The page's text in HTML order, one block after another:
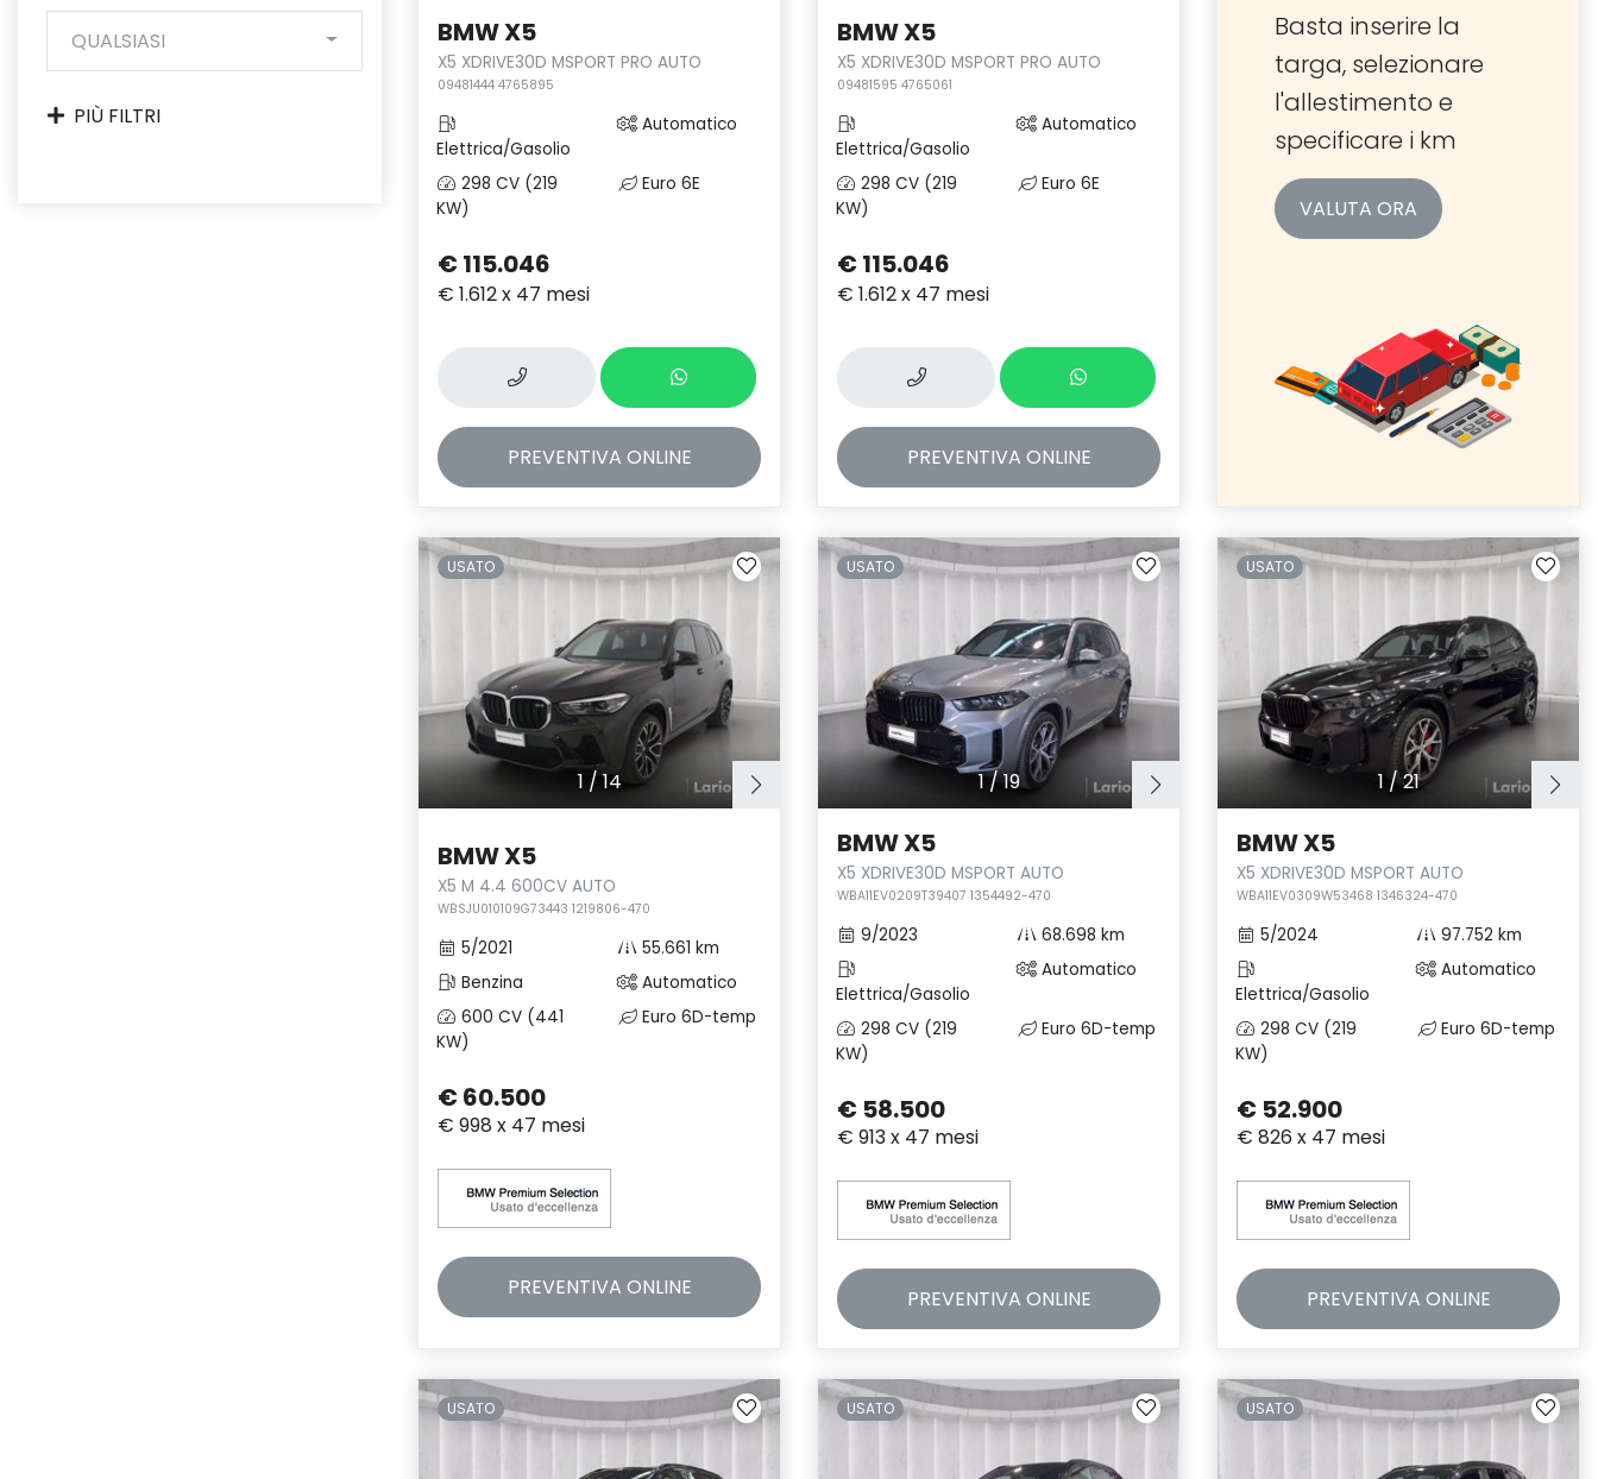
QUALSIASI
PIÙ FILTRI
BMW X5
X5 XDRIVE30D MSPORT PRO AUTO
09481444 4765895
Elettrica/Gasolio
Automatico
298 CV (219
KW)
Euro 6E
€ 115.046
€ 1.612 x 47 mesi
PREVENTIVA ONLINE
BMW X5
X5 XDRIVE30D MSPORT PRO AUTO
09481595 4765061
Elettrica/Gasolio
Automatico
298 CV (219
KW)
Euro 6E
€ 115.046
€ 1.612 x 47 mesi
PREVENTIVA ONLINE
Basta inserire la
targa, selezionare
l'allestimento e
specificare i km
VALUTA ORA
1 / 14
USATO
BMW X5
X5 M 4.4 600CV AUTO
WBSJU010109G73443 1219806-470
5/2021
55.661 km
Benzina
Automatico
600 CV (441
KW)
Euro 6D-temp
€ 60.500
€ 998 x 47 mesi
PREVENTIVA ONLINE
1/19
USATO
BMW X5
X5 XDRIVE30D MSPORT AUTO
WBA11EV0209T39407 1354492-470
9/2023 68.698 km
Elettrica/Gasolio
Automatico
298 CV (219
KW)
Euro 6D-temp
€ 58.500
€ 913 x 47 mesi
PREVENTIVA ONLINE
1 /21
USATO
BMW X5
X5 XDRIVE30D MSPORT AUTO
WBA11EV0309W53468 1346324-470
5/2024 97.752 km
Elettrica/Gasolio
Automatico
298 CV (219
KW)
Euro 6D-temp
€ 52.900
€ 826 x 47 mesi
PREVENTIVA ONLINE
USATO USATO USATO